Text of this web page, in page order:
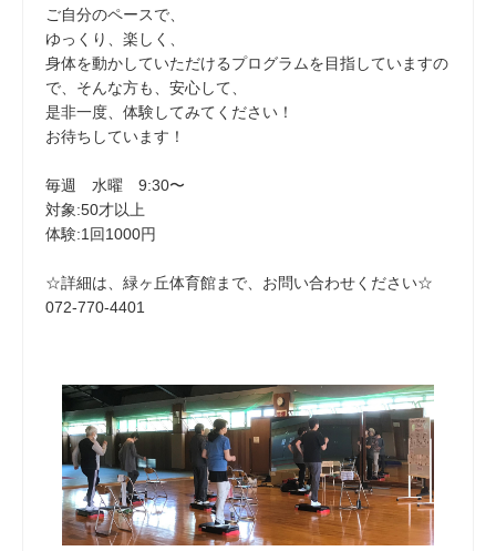
ご自分のペースで、
ゆっくり、楽しく、
身体を動かしていただけるプログラムを目指していますの
で、そんな方も、安心して、
是非一度、体験してみてください！
お待ちしています！
毎週 水曜 9:30〜
対象:50才以上
体験:1回1000円
☆詳細は、緑ヶ丘体育館まで、お問い合わせください☆
072-770-4401